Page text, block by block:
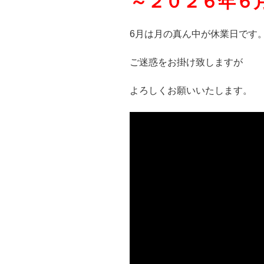
6月は月の真ん中が休業日です。
ご迷惑をお掛け致しますが
よろしくお願いいたします。